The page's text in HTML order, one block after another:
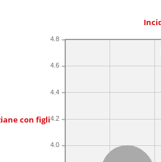
con figli
4.0
4.2
4.4
4.6
4.8